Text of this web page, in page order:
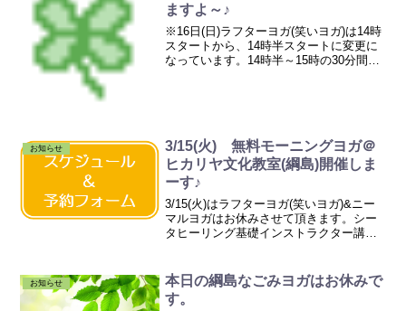
ますよ～♪
※16日(日)ラフターヨガ(笑いヨガ)は14時
スタートから、14時半スタートに変更に
なっています。14時半～15時の30分間で
お知らせ
3/15(火) 無料モーニングヨガ＠
ヒカリヤ文化教室(綱島)開催しま
ーす♪
3/15(火)はラフターヨガ(笑いヨガ)&ニー
マルヨガはお休みさせて頂きます。シー
タヒーリング基礎インストラクター講座
心配ですが、頑張ってきます♪日中が無理
なら、早朝に...
お知らせ
本日の綱島なごみヨガはお休みで
す。